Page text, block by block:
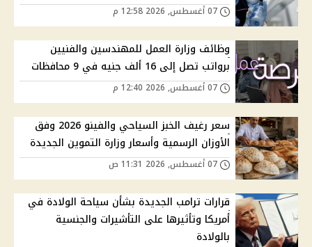
وظائف وزارة العمل للمهندسين والفنيين
برواتب تصل إلى 16 ألف جنيه في 9 محافظات
سعر رغيف الخبز السياحي والفينو 2026 وفق
الأوزان الرسمية وأسعار وزارة التموين الجديدة
قرارات ترامب الجديدة بشأن سياحة الولادة في
أمريكا وتأثيرها على التأشيرات والجنسية
بالولادة